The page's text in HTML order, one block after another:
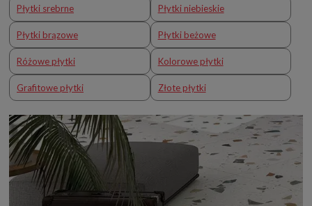
Płytki srebrne Płytki niebieskie
Płytki brązowe Płytki beżowe
Różowe płytki Kolorowe płytki
Grafitowe płytki Złote płytki